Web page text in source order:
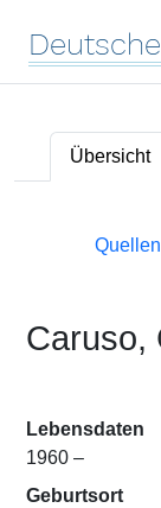
Deutsche
Übersicht
Quellen
Caruso,
Lebensdaten
1960 –
Geburtsort